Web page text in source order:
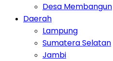
Desa Membangun
Daerah
Lampung
Sumatera Selatan
Jambi